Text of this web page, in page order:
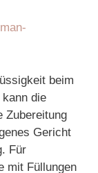
beim
die
Zubereitung
Gericht
Für
mit Füllungen